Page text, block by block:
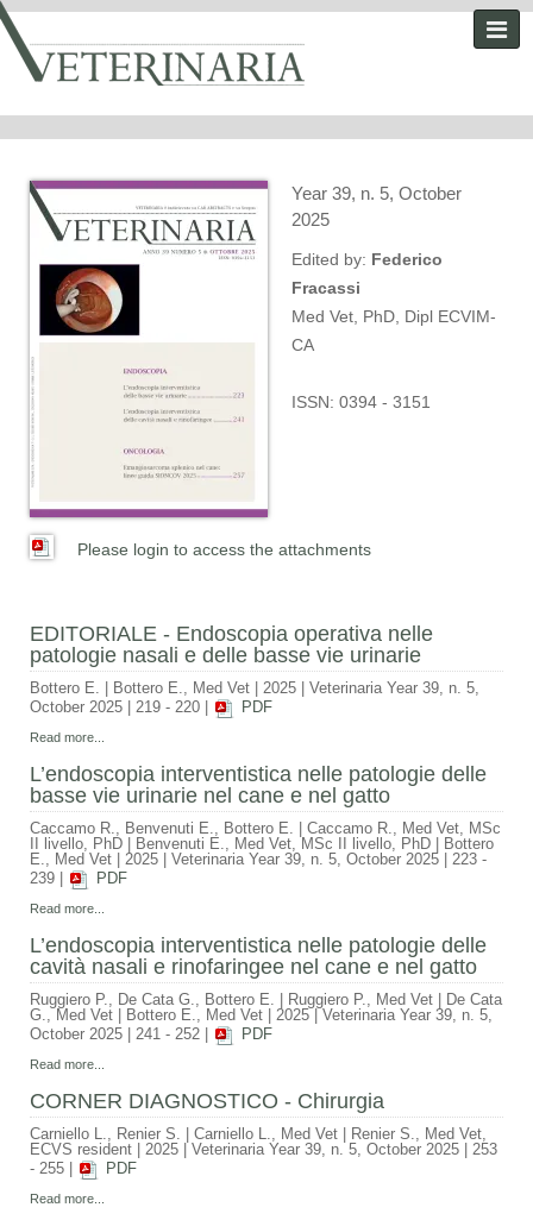
Year 39, n. 5, October
2025
Edited by: Federico
Fracassi
Med Vet, PhD, Dipl ECVIM-
CA
ISSN: 0394 - 3151
Please login to access the attachments
EDITORIALE - Endoscopia operativa nelle
patologie nasali e delle basse vie urinarie
Bottero E. Bottero E., Med Vet 2025
Veterinaria Year 39, n. 5,
October 2025
219 - 220 PDF
Read more...
L’endoscopia interventistica nelle patologie delle
basse vie urinarie nel cane e nel gatto
Caccamo R., Benvenuti E., Bottero E.
Caccamo R., Med Vet, MSc
II livello, PhD | Benvenuti E., Med Vet, MSc II livello, PhD | Bottero
E., Med Vet
2025 Veterinaria Year 39, n. 5, October 2025
223 -
239
PDF
Read more...
L’endoscopia interventistica nelle patologie delle
cavità nasali e rinofaringee nel cane e nel gatto
Ruggiero P., De Cata G., Bottero E.
Ruggiero P., Med Vet | De Cata
G., Med Vet | Bottero E., Med Vet
2025
Veterinaria Year 39, n. 5,
October 2025
241 - 252 PDF
Read more...
CORNER DIAGNOSTICO - Chirurgia
Carniello L., Renier S.
Carniello L., Med Vet | Renier S., Med Vet,
ECVS resident
2025 Veterinaria Year 39, n. 5, October 2025
253
- 255
PDF
Read more...